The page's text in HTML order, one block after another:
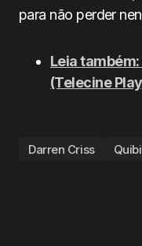
para não perder
Leia
(Telecine
Darren Criss Quibi